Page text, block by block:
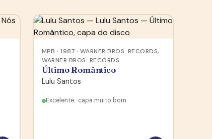
MPB · 1987 · WARNER BROS. RECORDS,
WARNER BROS. RECORDS
Último Romântico
Lulu Santos
Excelente · capa muito bom